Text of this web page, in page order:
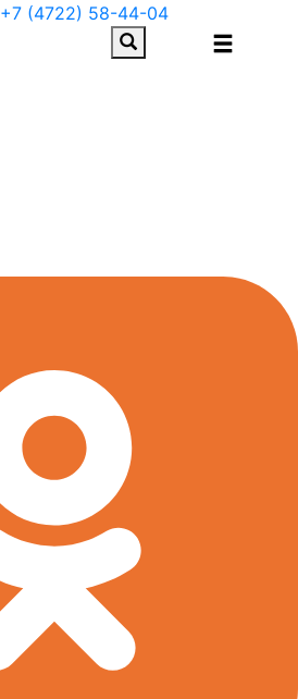
+7 (4722) 58-44-04